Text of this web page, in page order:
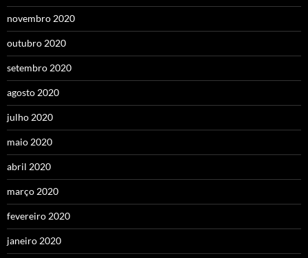
novembro 2020
outubro 2020
setembro 2020
agosto 2020
julho 2020
maio 2020
abril 2020
março 2020
fevereiro 2020
janeiro 2020